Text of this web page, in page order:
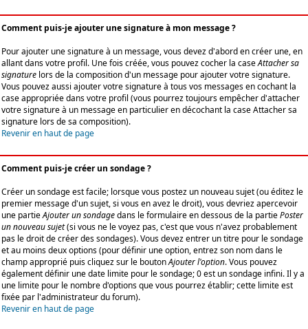
Comment puis-je ajouter une signature à mon message ?
Pour ajouter une signature à un message, vous devez d'abord en créer une, en
allant dans votre profil. Une fois créée, vous pouvez cocher la caseAttacher sa
signature lors de la composition d'un message pour ajouter votre signature.
Vous pouvez aussi ajouter votre signature à tous vos messages en cochant la
case appropriée dans votre profil (vous pourrez toujours empêcher d'attacher
votre signature à un message en particulier en décochant la case Attacher sa
signature lors de sa composition).
Revenir en haut de page
Comment puis-je créer un sondage ?
Créer un sondage est facile; lorsque vous postez un nouveau sujet (ou éditez le
premier message d'un sujet, si vous en avez le droit), vous devriez apercevoir
une partieAjouter un sondagedans le formulaire en dessous de la partiePoster
un nouveau sujet(si vous ne le voyez pas, c'est que vous n'avez probablement
pas le droit de créer des sondages). Vous devez entrer un titre pour le sondage
et au moins deux options (pour définir une option, entrez son nom dans le
champ approprié puis cliquez sur le boutonAjouter l'option. Vous pouvez
également définir une date limite pour le sondage; 0 est un sondage infini. Il y a
une limite pour le nombre d'options que vous pourrez établir; cette limite est
fixée par l'administrateur du forum).
Revenir en haut de page